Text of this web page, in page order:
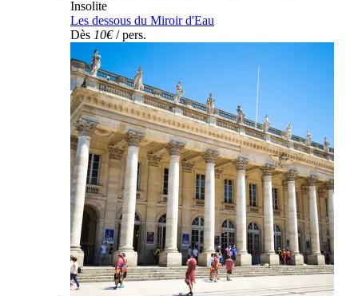
Insolite
Les dessous du Miroir d'Eau
Dès 10€/ pers.